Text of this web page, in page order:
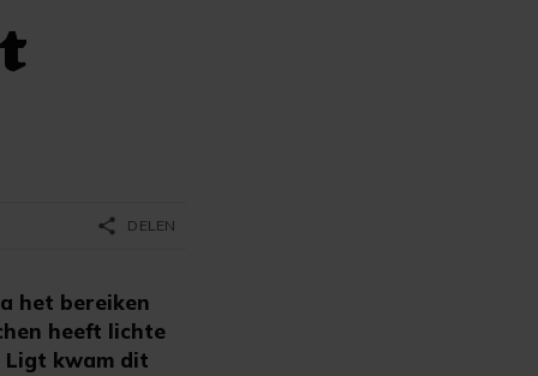
het bereiken
heeft lichte
Ligt kwam dit
share DELEN